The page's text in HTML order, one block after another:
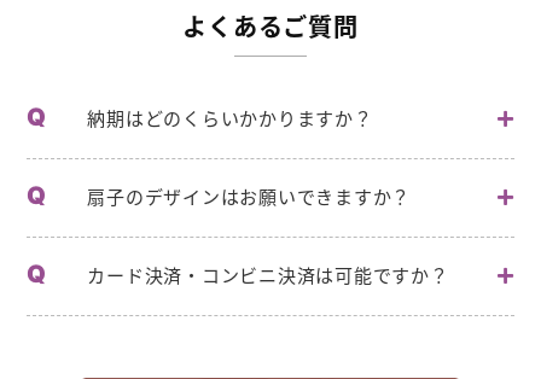
よくあるご質問
納期はどのくらいかかりますか？
扇子のデザインはお願いできますか？
カード決済・コンビニ決済は可能ですか？